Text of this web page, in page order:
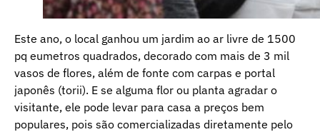
Este ano, o local ganhou um jardim ao ar livre de 1500
pq eumetros quadrados, decorado com mais de 3 mil
vasos de flores, além de fonte com carpas e portal
japonês (torii). E se alguma flor ou planta agradar o
visitante, ele pode levar para casa a preços bem
populares, pois são comercializadas diretamente pelo